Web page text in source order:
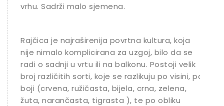
vrhu. Sadrži malo sjemena.
Rajčica je najraširenija povrtna kultura, koja
nije nimalo komplicirana za uzgoj, bilo da se
radi o sadnji u vrtu ili na balkonu. Postoji velik
broj različitih sorti, koje se razlikuju po visini, po
boji (crvena, ružičasta, bijela, crna, zelena,
žuta, narančasta, tigrasta ), te po obliku